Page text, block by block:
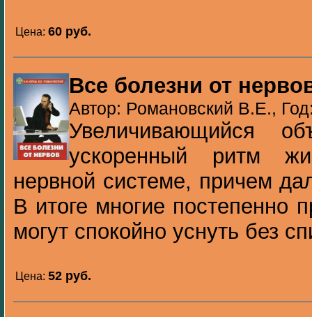
Цена: 60 pуб.
Все болезни от
Автор: Романовский В.Е.,
Увеличивающийся
ускоренный ритм
нервной системе, причем
В итоге многие постепенно
могут спокойно уснуть без
Цена: 52 pуб.